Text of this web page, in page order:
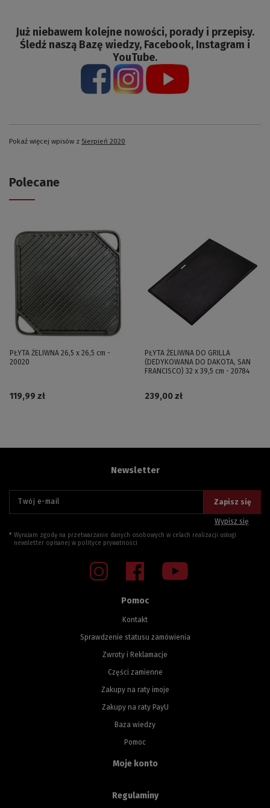
Już niebawem kolejne nowości, porady i przepisy.
Śledź naszą Bazę wiedzy, Facebook, Instagram i
YouTube.
Pokaż więcej wpisów z Sierpień 2020
Polecane
PŁYTA ŻELIWNA 26,5 x 26,5 cm -
20020
119,99 zł
PŁYTA ŻELIWNA DO GRILLA
(DEDYKOWANA DO DAKOTA, SAN
FRANCISCO) 32 x 39,5 cm - 20784
239,00 zł
Pomoc
Kontakt
Sprawdzenie statusu zamówienia
Zwroty i Reklamacje
Części zamienne
Zakupy na raty imoje
Zakupy na raty PayU
Baza wiedzy
Pomoc
Moje konto
Regulaminy
Newsletter
Twój e-mail Zapisz się
Wypisz się
Wyrażam zgodę na przetwarzanie danych osobowych w celach realizacji usługi
newsletter opisanej w polityce prywatności